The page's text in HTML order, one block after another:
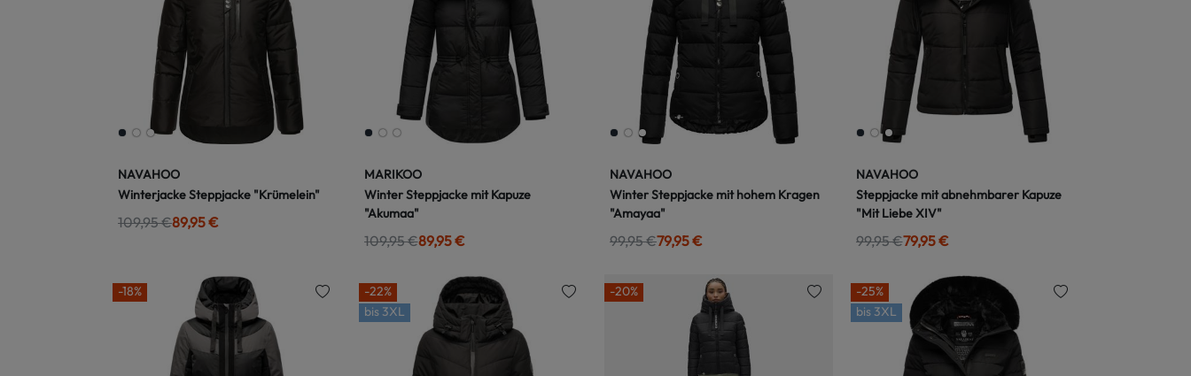
NAVAHOO
Winterjacke Steppjacke "Krümelein"
109,95 €89,95 €
MARIKOO
Winter Steppjacke mit Kapuze
"Akumaa"
109,95 €89,95 €
NAVAHOO
Winter Steppjacke mit hohem Kragen
"Amayaa"
99,95 €79,95 €
NAVAHOO
Steppjacke mit abnehmbarer Kapuze
"Mit Liebe XIV"
99,95 €79,95 €
-18%
-22%
bis 3XL
-20%
-25%
bis 3XL